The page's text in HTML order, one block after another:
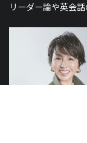
リーダー論や英会